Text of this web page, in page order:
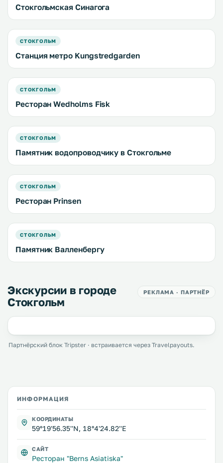
Стокгольмская Синагога
СТОКГОЛЬМ
Станция метро Kungstredgarden
СТОКГОЛЬМ
Ресторан Wedholms Fisk
СТОКГОЛЬМ
Памятник водопроводчику в Стокгольме
СТОКГОЛЬМ
Ресторан Prinsen
СТОКГОЛЬМ
Памятник Валленбергу
Экскурсии в городе
Стокгольм
РЕКЛАМА · ПАРТНЁР
Партнёрский блок Tripster · встраивается через Travelpayouts.
ИНФОРМАЦИЯ
КООРДИНАТЫ
59°19'56.35''N, 18°4'24.82''E
САЙТ
Ресторан "Berns Asiatiska"